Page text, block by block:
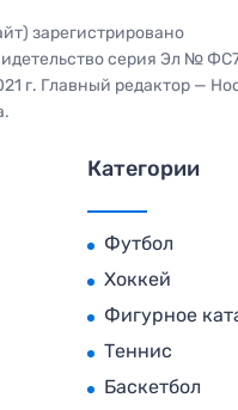
зарегистрировано
серия Эл №
г. Главный редактор —
Категории
Футбол
Хоккей
Фигурное
Теннис
Баскетбол